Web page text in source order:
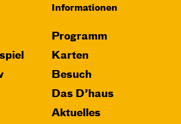
Informationen
Programm
Karten
Besuch
Das D’haus
Aktuelles